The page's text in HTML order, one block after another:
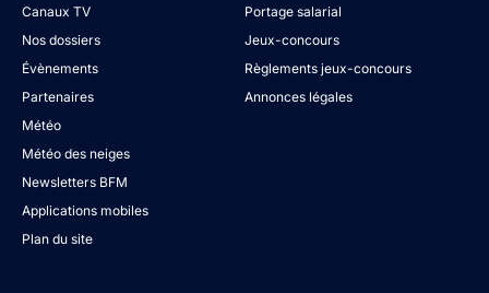
Canaux TV
Nos dossiers
Évènements
Partenaires
Météo
Météo des neiges
Newsletters BFM
Applications mobiles
Plan du site
Portage salarial
Jeux-concours
Règlements jeux-concours
Annonces légales